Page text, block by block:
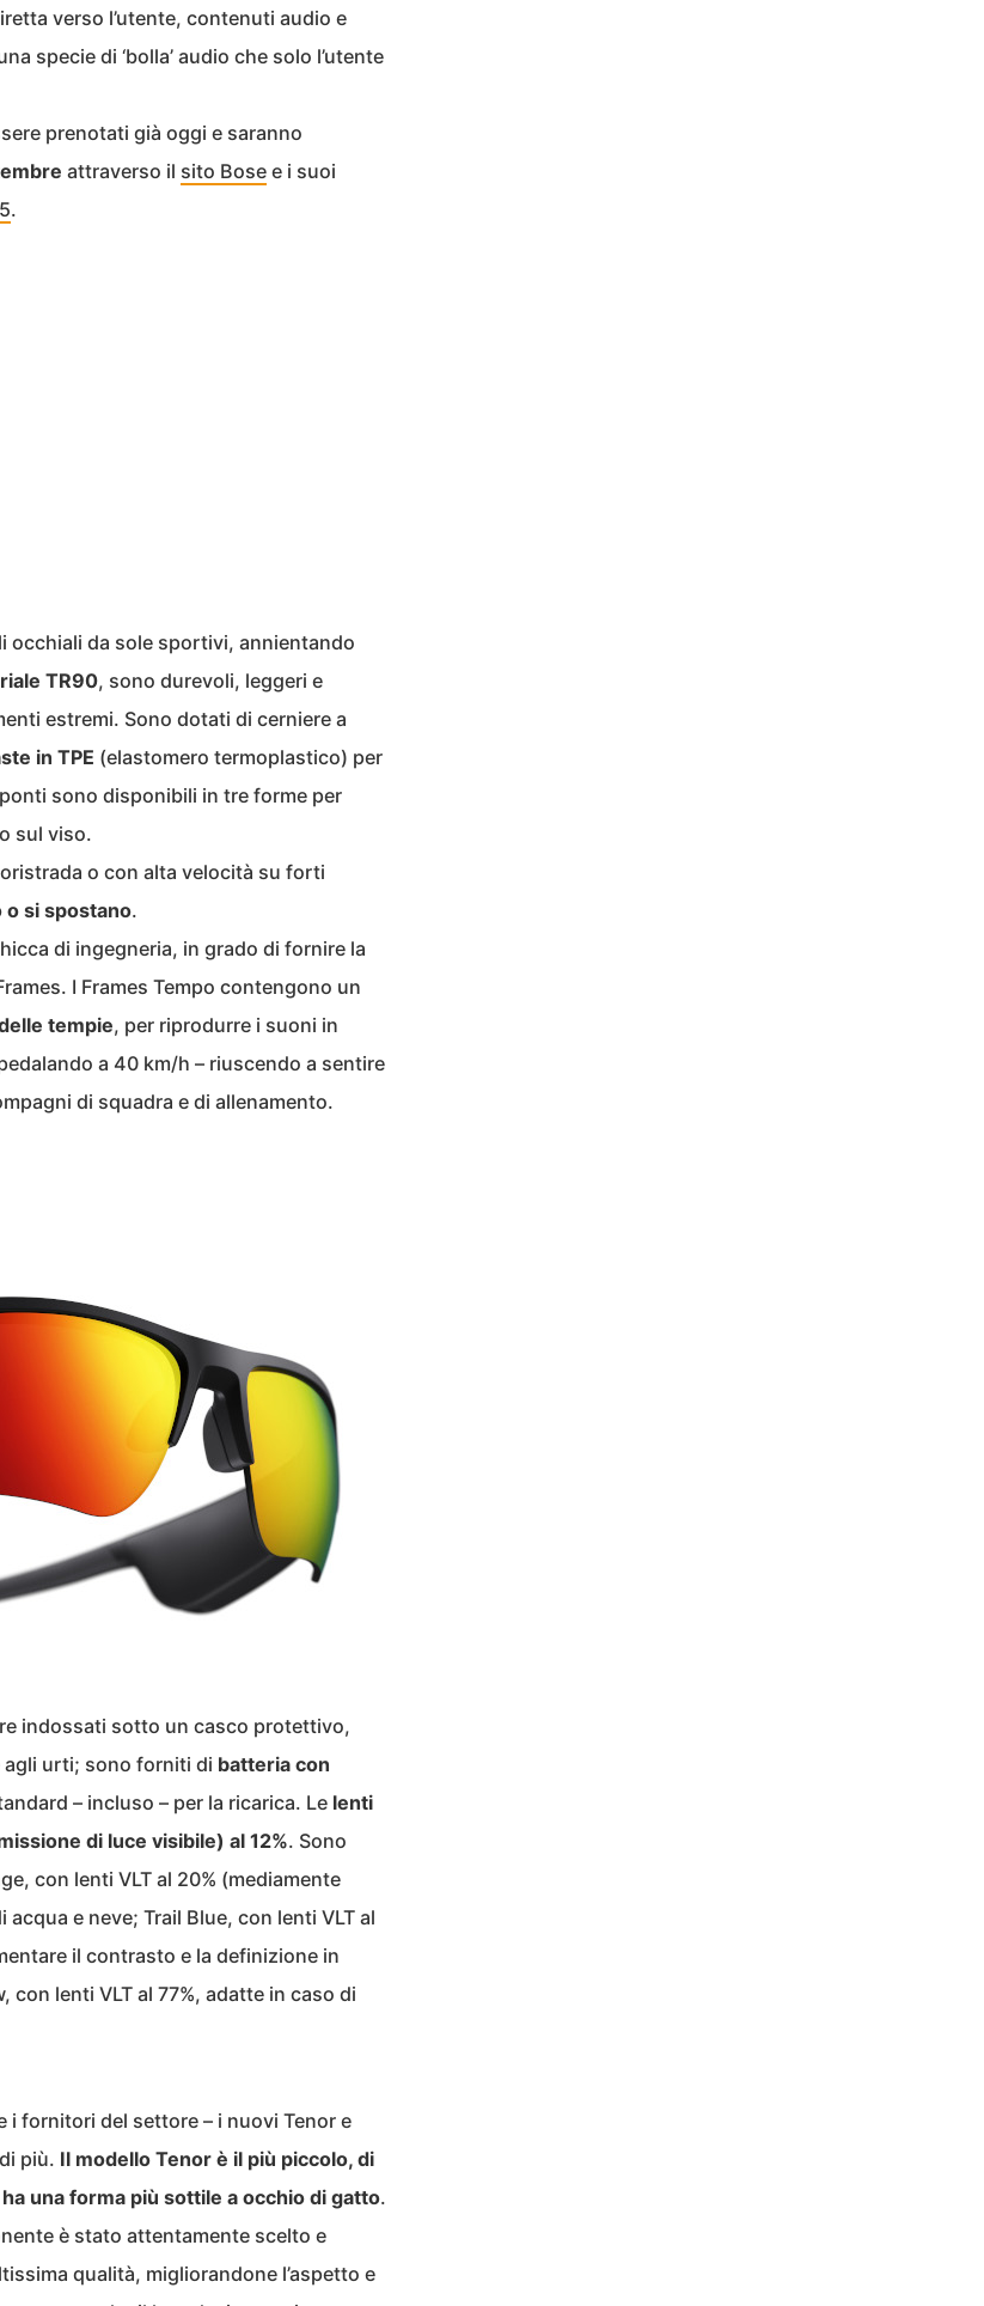
verso l’utente, contenuti audio e
specie di ‘bolla’ audio che solo l’utente
prenotati già oggi e saranno
attraverso il sito Bose e i suoi
.
occhiali da sole sportivi, annientando
TR90, sono durevoli, leggeri e
estremi. Sono dotati di cerniere a
in TPE (elastomero termoplastico) per
sono disponibili in tre forme per
sul viso.
o con alta velocità su forti
o si spostano.
di ingegneria, in grado di fornire la
I Frames Tempo contengono un
tempie, per riprodurre i suoni in
a 40 km/h – riuscendo a sentire
di squadra e di allenamento.
indossati sotto un casco protettivo,
agli urti; sono forniti di batteria con
– incluso – per la ricarica. Le lenti
di luce visibile) al 12%. Sono
con lenti VLT al 20% (mediamente
e neve; Trail Blue, con lenti VLT al
il contrasto e la definizione in
lenti VLT al 77%, adatte in caso di
i fornitori del settore – i nuovi Tenor e
più. Il modello Tenor è il più piccolo, di
una forma più sottile a occhio di gatto.
è stato attentamente scelto e
qualità, migliorandone l’aspetto e